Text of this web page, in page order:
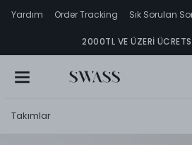
Yardım Order Tracking Sık Sorulan
2000TL VE ÜZERI
Takımlar